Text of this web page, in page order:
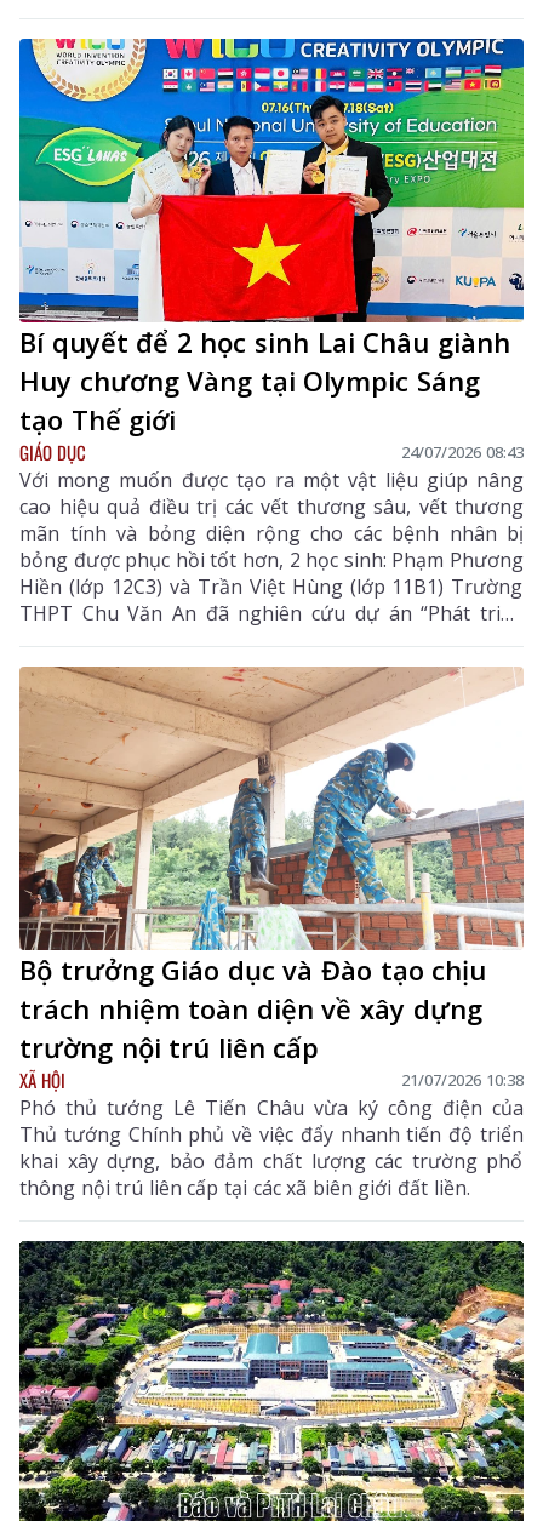
Bí quyết để 2 học sinh Lai Châu giành
Huy chương Vàng tại Olympic Sáng
tạo Thế giới
GIÁO DỤC 24/07/2026 08:43
Với mong muốn được tạo ra một vật liệu giúp nâng
cao hiệu quả điều trị các vết thương sâu, vết thương
mãn tính và bỏng diện rộng cho các bệnh nhân bị
bỏng được phục hồi tốt hơn, 2 học sinh: Phạm Phương
Hiền (lớp 12C3) và Trần Việt Hùng (lớp 11B1) Trường
THPT Chu Văn An đã nghiên cứu dự án “Phát triển
công nghệ làm liền vết thương thông minh bằng
màng hydrogel kết hợp với berberine và exosome từ
tế bào gốc trung mô dây rốn”. Dự án không chỉ chinh
phục Ban Giám khảo Cuộc thi Olympic Phát minh và
Sáng tạo Thế giới (WICO) 2026 tại Seoul (Hàn Quốc) để
giành Huy chương Vàng, mà còn đánh dấu lần đầu
tiên học sinh Lai Châu đạt thành tích cao nhất ở một
sân chơi khoa học - sáng tạo mang tầm quốc tế.
Bộ trưởng Giáo dục và Đào tạo chịu
trách nhiệm toàn diện về xây dựng
trường nội trú liên cấp
XÃ HỘI 21/07/2026 10:38
Phó thủ tướng Lê Tiến Châu vừa ký công điện của
Thủ tướng Chính phủ về việc đẩy nhanh tiến độ triển
khai xây dựng, bảo đảm chất lượng các trường phổ
thông nội trú liên cấp tại các xã biên giới đất liền.